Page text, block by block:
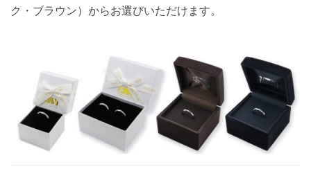
ク・ブラウン）からお選びいただけます。